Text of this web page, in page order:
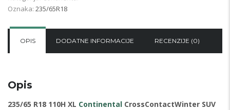
Oznaka: 235/65R18
OPIS DODATNE INFORMACIJE RECENZIJE (0)
Opis
235/65 R18 110H XL Continental CrossContactWinter SUV